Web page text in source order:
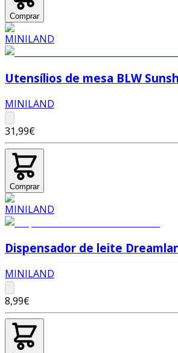
Comprar
Utensílios de mesa BLW
MINILAND
31,99€
Comprar
Dispensador de leite
MINILAND
8,99€